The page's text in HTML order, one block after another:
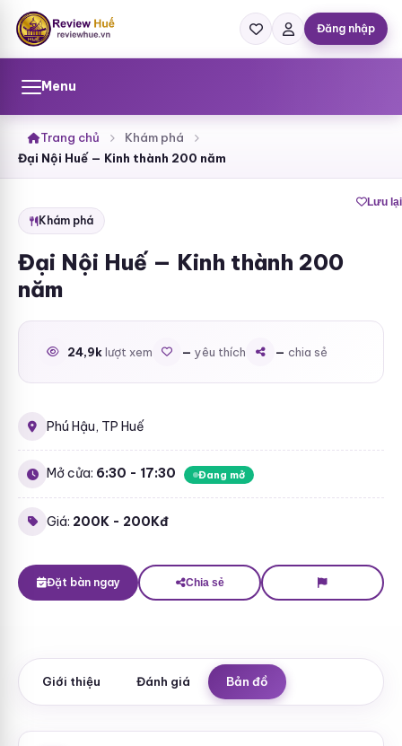
qua
đến
dung
Đăng nhập
Menu
Trang chủ
Khám phá
Đại Nội Huế — Kinh thành 200 năm
Khám phá
Đại Nội Huế — Kinh thành 200
năm
24,9klượt xem — yêu thích — chia sẻ
Phú Hậu, TP Huế
Mở cửa: 6:30 - 17:30 Đang mở
Giá: 200K - 200Kđ
Đặt bàn ngay
Lưu lại
Chia sẻ
Giới thiệu Đánh giá Bản đồ